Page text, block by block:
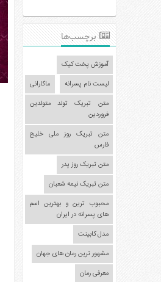
برچسب‌ها
آموزش پخت کیک
لیست نام پسرانه
ماکارانی
متن تبریک تولد متولدین
فروردین
متن تبریک روز ملی خلیج
فارس
متن تبریک روز پدر
متن تبریک نیمه شعبان
محبوب ترین و بهترین اسم
های پسرانه در ایران
مدل کابینت
مشهور ترین رمان های جهان
معرفی رمان